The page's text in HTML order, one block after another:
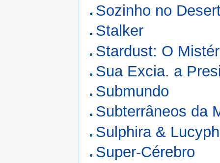
Sozinho no
Stalker
Stardust: O
Sua Excia. a
Submundo
Subterrâneos da
Sulphira &
Super-Cérebro